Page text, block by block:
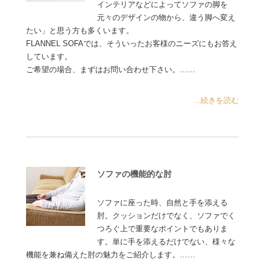
インテリアなどによってソファの脚を
元々のデザインの物から、違う脚へ変え
たい」と思う方も多くいます。
FLANNEL SOFAでは、そういったお客様のニーズにもお答え
しています。
ご希望の場合、まずはお問い合わせ下さい。……
...続きを読む
ソファの機能的な肘
ソファに座った時、自然と手を添える
肘。クッションだけでなく、ソファでく
つろぐ上で重要なポイントでもありま
す。単に手を添えるだけでない、様々な
機能を兼ね備えた肘の魅力をご紹介します。……